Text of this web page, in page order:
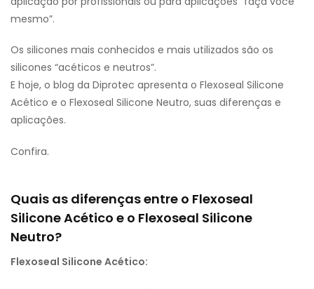
mesmo”.
Os silicones mais conhecidos e mais utilizados são os
silicones “acéticos e neutros”.
E hoje, o blog da Diprotec apresenta o Flexoseal Silicone
Acético e o Flexoseal Silicone Neutro, suas diferenças e
aplicações.
Confira.
Quais as diferenças entre o Flexoseal
Silicone Acético e o Flexoseal Silicone
Neutro?
Flexoseal Silicone Acético: